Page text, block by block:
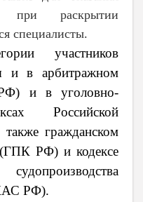
при раскрытии
специалисты.
участников
и в арбитражном
и в уголовно-
Российской
гражданском
(ГПК РФ) и кодексе
РФ).